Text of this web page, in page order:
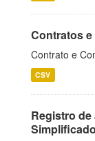
Contratos
Contrato e
CSV
Registro